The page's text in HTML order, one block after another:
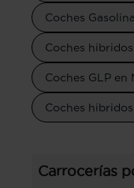
Coches
Coches
Coches GLP en
Coches
Carrocerías